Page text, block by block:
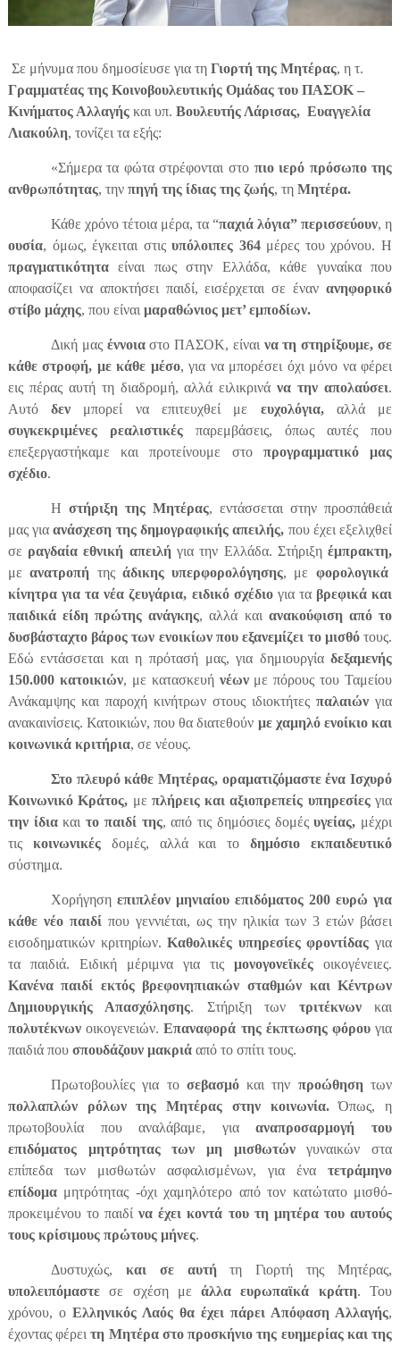
Σε μήνυμα που δημοσίευσε για τη Γιορτή της Μητέρας, η τ.
Γραμματέας της Κοινοβουλευτικής Ομάδας του ΠΑΣΟΚ –
Κινήματος Αλλαγής και υπ. Βουλευτής Λάρισας, Ευαγγελία
Λιακούλη, τονίζει τα εξής:
«Σήμερα τα φώτα στρέφονται στο πιο ιερό πρόσωπο της
ανθρωπότητας, την πηγή της ίδιας της ζωής, τη Μητέρα.
Κάθε χρόνο τέτοια μέρα, τα “παχιά λόγια” περισσεύουν, η
ουσία, όμως, έγκειται στιςυπόλοιπες 364μέρες του χρόνου. Η
πραγματικότηταείναι πως στην Ελλάδα, κάθε γυναίκα που
αποφασίζει να αποκτήσει παιδί, εισέρχεται σε ένανανηφορικό
στίβο μάχης, που είναι μαραθώνιος μετ’ εμποδίων.
Δική μας έννοιαστο ΠΑΣΟΚ, είναι να τη στηρίξουμε, σε
κάθε στροφή, με κάθε μέσο, για να μπορέσει όχι μόνο να φέρει
εις πέρας αυτή τη διαδρομή, αλλά ειλικρινάνα την απολαύσει.
Αυτόδεν μπορεί να επιτευχθεί με ευχολόγια,αλλά με
συγκεκριμένες ρεαλιστικέςπαρεμβάσεις, όπως αυτές που
επεξεργαστήκαμε και προτείνουμε στο προγραμματικό μας
σχέδιο.
Η στήριξη της Μητέρας, εντάσσεται στην προσπάθειά
μας γιαανάσχεση της δημογραφικής απειλής, που έχει εξελιχθεί
σε ραγδαία εθνική απειλή για την Ελλάδα. Στήριξηέμπρακτη,
μεανατροπή της άδικης υπερφορολόγησης, με φορολογικά
κίνητρα για τα νέα ζευγάρια, ειδικό σχέδιογια τα βρεφικά και
παιδικά είδη πρώτης ανάγκης, αλλά και ανακούφιση από το
δυσβάσταχτο βάρος των ενοικίων που εξανεμίζει το μισθότους.
Εδώ εντάσσεται και η πρότασή μας, για δημιουργίαδεξαμενής
150.000 κατοικιών, με κατασκευή νέων με πόρους του Ταμείου
Ανάκαμψης και παροχή κινήτρων στους ιδιοκτήτεςπαλαιώνγια
ανακαινίσεις. Κατοικιών, που θα διατεθούν με χαμηλό ενοίκιο και
κοινωνικά κριτήρια, σε νέους.
Στο πλευρό κάθε Μητέρας, οραματιζόμαστε ένα Ισχυρό
Κοινωνικό Κράτος, με πλήρεις και αξιοπρεπείς υπηρεσίεςγια
την ίδιακαιτο παιδί της, από τις δημόσιες δομέςυγείας, μέχρι
τις κοινωνικέςδομές, αλλά και τοδημόσιο εκπαιδευτικό
σύστημα.
Χορήγηση επιπλέον μηνιαίου επιδόματος 200 ευρώ για
κάθε νέο παιδί που γεννιέται, ως την ηλικία των 3 ετών βάσει
εισοδηματικών κριτηρίων.Καθολικές υπηρεσίες φροντίδας για
τα παιδιά. Ειδική μέριμνα για τιςμονογονεϊκές οικογένειες.
Κανένα παιδί εκτός βρεφονηπιακών σταθμών και Κέντρων
Δημιουργικής Απασχόλησης. Στήριξη των τριτέκνωνκαι
πολυτέκνωνοικογενειών.Επαναφορά της έκπτωσης φόρουγια
παιδιά που σπουδάζουν μακριάαπό το σπίτι τους.
Πρωτοβουλίες για το σεβασμόκαι την προώθησητων
πολλαπλών ρόλων της Μητέρας στην κοινωνία.Όπως, η
πρωτοβουλία που αναλάβαμε, γιααναπροσαρμογή του
επιδόματος μητρότητας των μη μισθωτώνγυναικών στα
επίπεδα των μισθωτών ασφαλισμένων, για ένατετράμηνο
επίδομαμητρότητας -όχι χαμηλότερο από τον κατώτατο μισθό-
προκειμένου το παιδίνα έχει κοντά του τη μητέρα του αυτούς
τους κρίσιμους πρώτους μήνες.
Δυστυχώς, και σε αυτή τη Γιορτή της Μητέρας,
υπολειπόμαστεσε σχέση μεάλλα ευρωπαϊκά κράτη. Του
χρόνου, ο Ελληνικός Λαός θα έχει πάρει Απόφαση Αλλαγής,
έχοντας φέρειτη Μητέρα στο προσκήνιο της ευημερίας και της